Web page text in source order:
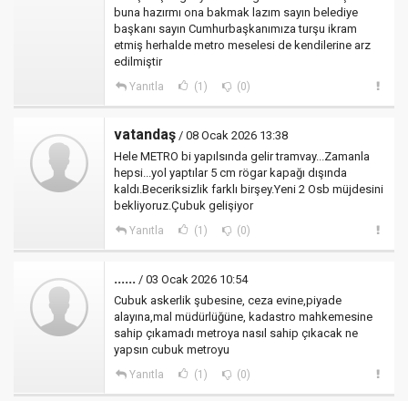
buna hazırmı ona bakmak lazım sayın belediye
başkanı sayın Cumhurbaşkanımıza turşu ikram
etmiş herhalde metro meselesi de kendilerine arz
edilmiştir
Yanıtla (1) (0)
vatandaş / 08 Ocak 2026 13:38
Hele METRO bi yapılsında gelir tramvay...Zamanla
hepsi...yol yaptılar 5 cm rögar kapağı dışında
kaldı.Beceriksizlik farklı birşey.Yeni 2 Osb müjdesini
bekliyoruz.Çubuk gelişiyor
Yanıtla (1) (0)
...... / 03 Ocak 2026 10:54
Cubuk askerlik şubesine, ceza evine,piyade
alayına,mal müdürlüğüne, kadastro mahkemesine
sahip çıkamadı metroya nasıl sahip çıkacak ne
yapsın cubuk metroyu
Yanıtla (1) (0)